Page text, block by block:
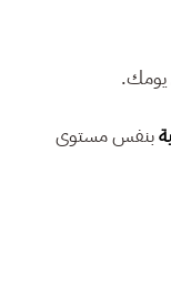
يومك.
بنفس مستوى